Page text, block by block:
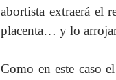
abortista extraerá el
placenta… y lo
Como en este caso